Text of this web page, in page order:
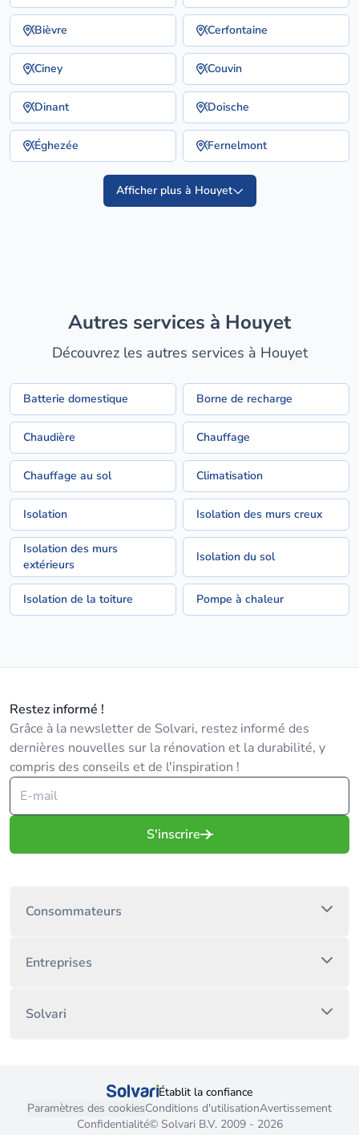
Bièvre Cerfontaine
Ciney Couvin
Dinant Doische
Éghezée Fernelmont
Afficher plus à Houyet
Autres services à Houyet
Découvrez les autres services à Houyet
Batterie domestique Borne de recharge
Chaudière Chauffage
Chauffage au sol Climatisation
Isolation Isolation des murs creux
Isolation des murs
extérieurs
Isolation du sol
Isolation de la toiture Pompe à chaleur
Restez informé !
Grâce à la newsletter de Solvari, restez informé des
dernières nouvelles sur la rénovation et la durabilité, y
compris des conseils et de l'inspiration !
S'inscrire
Consommateurs
Entreprises
Solvari
Établit la confiance
Paramètres des cookiesConditions d'utilisationAvertissement
Confidentialité© Solvari B.V. 2009 - 2026